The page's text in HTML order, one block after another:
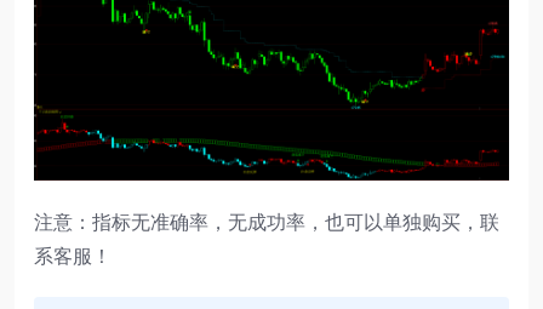
注意：指标无准确率，无成功率，也可以单独购买，联
系客服！